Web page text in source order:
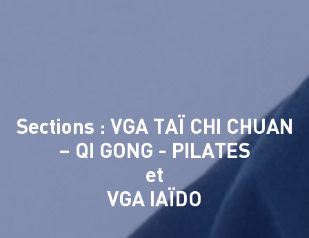
Sections : VGA TAÏ CHI CHUAN
– QI GONG - PILATES
et
VGA IAÏDO